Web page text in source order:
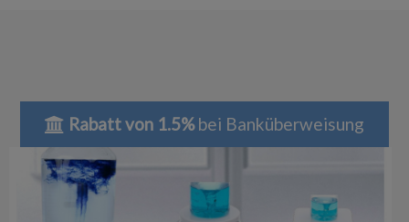
Rabatt von 1.5%bei Banküberweisung